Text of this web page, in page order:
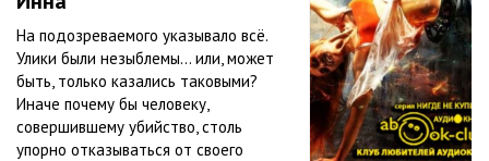
На подозреваемого указывало всё.
Улики были незыблемы… или, может
быть, только казались таковыми?
Иначе почему бы человеку,
совершившему убийство, столь
упорно отказываться от своего